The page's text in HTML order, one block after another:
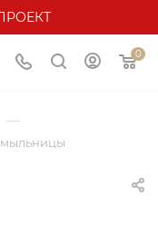
0
—
мыльницы